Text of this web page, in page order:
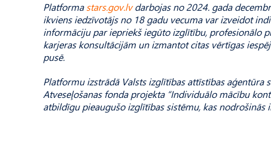
Platformastars.gov.lvdarbojas no 2024. gada
ikviens iedzīvotājs no 18 gadu vecuma var izveidot
informāciju par iepriekš iegūto izglītību, profesionālo
karjeras konsultācijām un izmantot citas vērtīgas
pusē.
Platformu izstrādā Valsts izglītības attīstības aģentūra
Atveseļošanas fonda projekta “Individuālo mācību
atbildīgu pieaugušo izglītības sistēmu, kas